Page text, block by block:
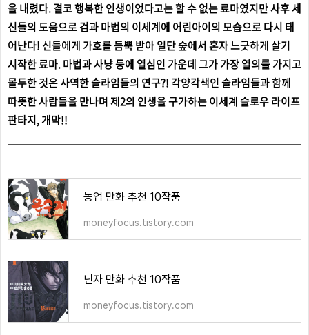
을 내렸다. 결코 행복한 인생이었다고는 할 수 없는 료마였지만 사후 세
신들의 도움으로 검과 마법의 이세계에 어린아이의 모습으로 다시 태
어난다! 신들에게 가호를 듬뿍 받아 일단 숲에서 혼자 느긋하게 살기
시작한 료마. 마법과 사냥 등에 열심인 가운데 그가 가장 열의를 가지고
몰두한 것은 사역한 슬라임들의 연구?! 각양각색인 슬라임들과 함께
따뜻한 사람들을 만나며 제2의 인생을 구가하는 이세계 슬로우 라이프
판타지, 개막!!
농업 만화 추천 10작품
moneyfocus.tistory.com
닌자 만화 추천 10작품
moneyfocus.tistory.com